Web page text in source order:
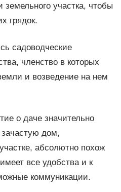
земельного участка, чтобы
грядок.
садоводческие
членство в которых
и возведение на нем
о даче значительно
дом,
абсолютно похож
все удобства и к
коммуникации.